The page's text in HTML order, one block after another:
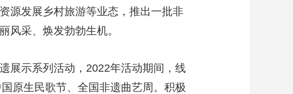
源发展乡村旅游等业态，推出一批非
风采、焕发勃勃生机。
展示系列活动，2022年活动期间，线
原生民歌节、全国非遗曲艺周。积极